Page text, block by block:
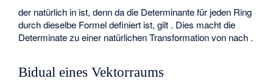
der natürlich in ist, denn da die Determinante für jeden Ring
durch dieselbe Formel definiert ist, gilt . Dies macht die
Determinate zu einer natürlichen Transformation von nach .
Bidual eines Vektorraums